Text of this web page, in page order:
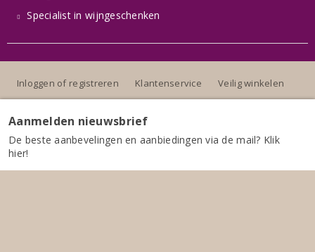
Specialist in wijngeschenken
Inloggen of registreren Klantenservice
Veilig winkelen
Aanmelden nieuwsbrief
De beste aanbevelingen en aanbiedingen via de mail? Klik
hier!